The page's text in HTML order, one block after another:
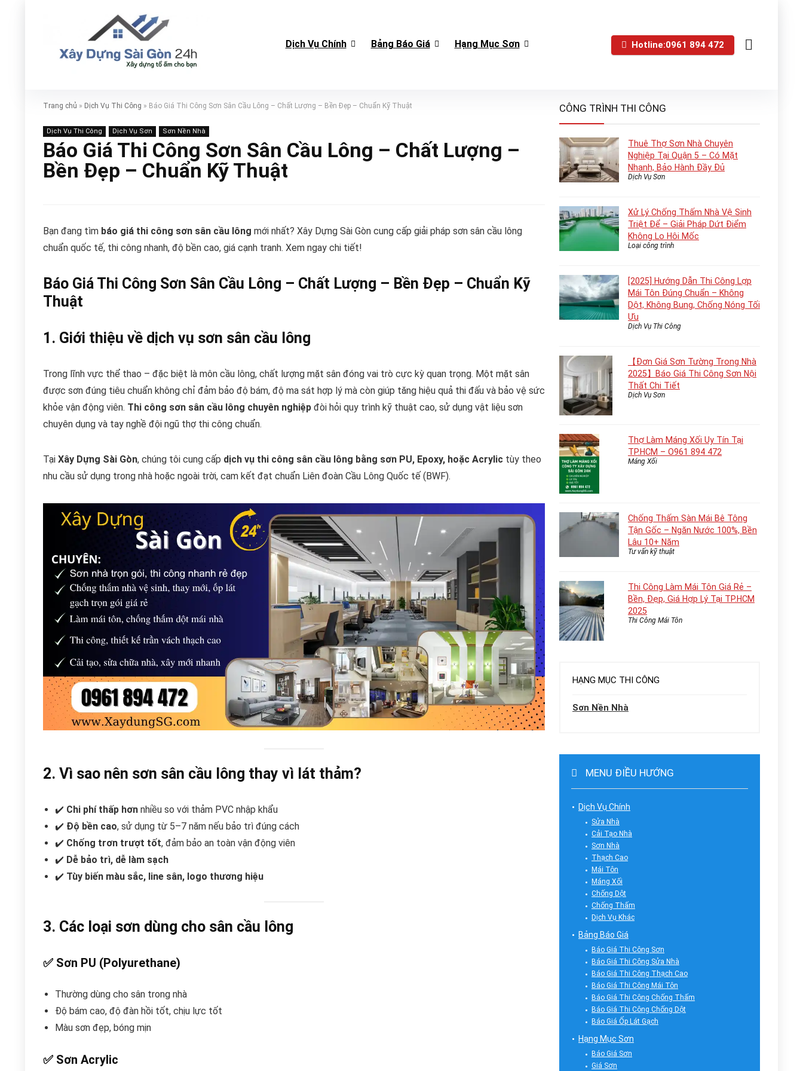
Dịch Vụ Chính Bảng Báo Giá Hạng Mục Sơn Hotline:0961 894 472
Trang chủ » Dịch Vụ Thi Công » Báo Giá Thi Công Sơn Sân Cầu Lông – Chất Lượng – Bền Đẹp – Chuẩn Kỹ Thuật
Dịch Vụ Thi Công Dịch Vụ Sơn Sơn Nền Nhà
Báo Giá Thi Công Sơn Sân Cầu Lông – Chất Lượng –
Bền Đẹp – Chuẩn Kỹ Thuật
Bạn đang tìm báo giá thi công sơn sân cầu lông mới nhất? Xây Dựng Sài Gòn cung cấp giải pháp sơn sân cầu lông
chuẩn quốc tế, thi công nhanh, độ bền cao, giá cạnh tranh. Xem ngay chi tiết!
Báo Giá Thi Công Sơn Sân Cầu Lông – Chất Lượng – Bền Đẹp – Chuẩn Kỹ
Thuật
1. Giới thiệu về dịch vụ sơn sân cầu lông
Trong lĩnh vực thể thao – đặc biệt là môn cầu lông, chất lượng mặt sân đóng vai trò cực kỳ quan trọng. Một mặt sân
được sơn đúng tiêu chuẩn không chỉ đảm bảo độ bám, độ ma sát hợp lý mà còn giúp tăng hiệu quả thi đấu và bảo vệ sức
khỏe vận động viên. Thi công sơn sân cầu lông chuyên nghiệp đòi hỏi quy trình kỹ thuật cao, sử dụng vật liệu sơn
chuyên dụng và tay nghề đội ngũ thợ thi công chuẩn.
Tại Xây Dựng Sài Gòn, chúng tôi cung cấp dịch vụ thi công sân cầu lông bằng sơn PU, Epoxy, hoặc Acrylic tùy theo
nhu cầu sử dụng trong nhà hoặc ngoài trời, cam kết đạt chuẩn Liên đoàn Cầu Lông Quốc tế (BWF).
2. Vì sao nên sơn sân cầu lông thay vì lát thảm?
✔️ Chi phí thấp hơn nhiều so với thảm PVC nhập khẩu
✔️ Độ bền cao, sử dụng từ 5–7 năm nếu bảo trì đúng cách
✔️ Chống trơn trượt tốt, đảm bảo an toàn vận động viên
✔️ Dễ bảo trì, dễ làm sạch
✔️ Tùy biến màu sắc, line sân, logo thương hiệu
3. Các loại sơn dùng cho sân cầu lông
✅ Sơn PU (Polyurethane)
Thường dùng cho sân trong nhà
Độ bám cao, độ đàn hồi tốt, chịu lực tốt
Màu sơn đẹp, bóng mịn
✅ Sơn Acrylic
CÔNG TRÌNH THI CÔNG
Thuê Thợ Sơn Nhà Chuyên
Nghiệp Tại Quận 5 – Có Mặt
Nhanh, Bảo Hành Đầy Đủ
Dịch Vụ Sơn
Xử Lý Chống Thấm Nhà Vệ Sinh
Triệt Để – Giải Pháp Dứt Điểm
Không Lo Hôi Mốc
Loại công trình
[2025] Hướng Dẫn Thi Công Lợp
Mái Tôn Đúng Chuẩn – Không
Dột, Không Bung, Chống Nóng Tối
Ưu
Dịch Vụ Thi Công
【Đơn Giá Sơn Tường Trong Nhà
2025】Báo Giá Thi Công Sơn Nội
Thất Chi Tiết
Dịch Vụ Sơn
Thợ Làm Máng Xối Uy Tín Tại
TP.HCM – O961 894 472
Máng Xối
Chống Thấm Sàn Mái Bê Tông
Tận Gốc – Ngăn Nước 100%, Bền
Lâu 10+ Năm
Tư vấn kỹ thuật
Thi Công Làm Mái Tôn Giá Rẻ –
Bền, Đẹp, Giá Hợp Lý Tại TP.HCM
2025
Thi Công Mái Tôn
HẠNG MỤC THI CÔNG
Sơn Nền Nhà
MENU ĐIỀU HƯỚNG
Dịch Vụ Chính
Sửa Nhà
Cải Tạo Nhà
Sơn Nhà
Thạch Cao
Mái Tôn
Máng Xối
Chống Dột
Chống Thấm
Dịch Vụ Khác
Bảng Báo Giá
Báo Giá Thi Công Sơn
Báo Giá Thi Công Sửa Nhà
Báo Giá Thi Công Thạch Cao
Báo Giá Thi Công Mái Tôn
Báo Giá Thi Công Chống Thấm
Báo Giá Thi Công Chống Dột
Báo Giá Ốp Lát Gạch
Hạng Mục Sơn
Báo Giá Sơn
Giá Sơn